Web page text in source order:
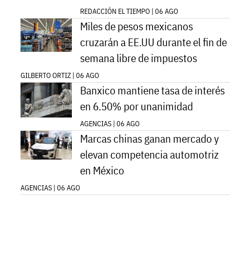
REDACCIÓN EL TIEMPO | 06 AGO
Miles de pesos mexicanos
cruzarán a EE.UU durante el fin de
semana libre de impuestos
GILBERTO ORTIZ | 06 AGO
Banxico mantiene tasa de interés
en 6.50% por unanimidad
AGENCIAS | 06 AGO
Marcas chinas ganan mercado y
elevan competencia automotriz
en México
AGENCIAS | 06 AGO